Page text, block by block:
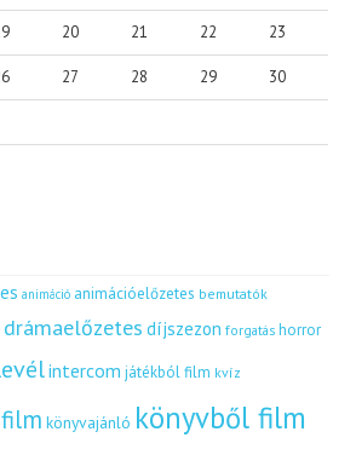
20 21 22 23
27 28 29 30
animáció animációelőzetes bemutatók
drámaelőzetes díjszezon forgatás horror
intercom játékból film kvíz
könyvajánló könyvből film